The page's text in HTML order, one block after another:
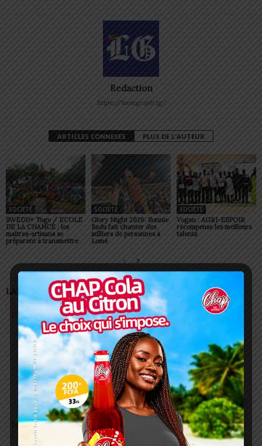
Redaction
https://lomegraph.tg/
ARTICLES CONNEXES PLUS DE L'AUTEUR
SOCIÉTÉ
SWEDD+ Togo / ECOLE
DE LA CHANCE : les
maitres-artisans se
préparent à transmettre
SOCIÉTÉ
Glory Night 2026: Sonnie
Badu fait chanter des
milliers de personnes à
Lomé
SOCIÉTÉ
Vogan : AGRI-ESPOIR
récompense les meilleurs
talents
LAISSER UN COMMENTAIRE